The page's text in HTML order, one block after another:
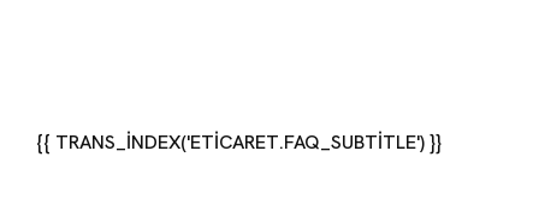
{{ TRANS_INDEX('ETICARET.FAQ_SUBTITLE') }}